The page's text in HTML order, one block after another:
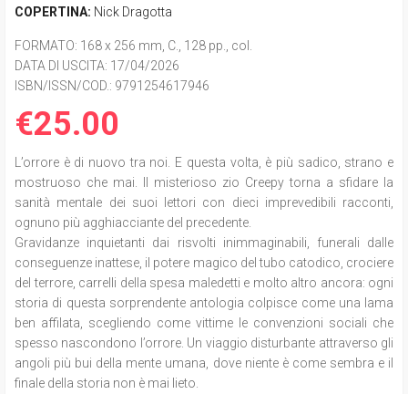
COPERTINA: Nick Dragotta
FORMATO: 168 x 256 mm, C., 128 pp., col.
DATA DI USCITA: 17/04/2026
ISBN/ISSN/COD.: 9791254617946
€25.00
L’orrore è di nuovo tra noi. E questa volta, è più sadico, strano e
mostruoso che mai. Il misterioso zio Creepy torna a sfidare la
sanità mentale dei suoi lettori con dieci imprevedibili racconti,
ognuno più agghiacciante del precedente.
Gravidanze inquietanti dai risvolti inimmaginabili, funerali dalle
conseguenze inattese, il potere magico del tubo catodico, crociere
del terrore, carrelli della spesa maledetti e molto altro ancora: ogni
storia di questa sorprendente antologia colpisce come una lama
ben affilata, scegliendo come vittime le convenzioni sociali che
spesso nascondono l’orrore. Un viaggio disturbante attraverso gli
angoli più bui della mente umana, dove niente è come sembra e il
finale della storia non è mai lieto.